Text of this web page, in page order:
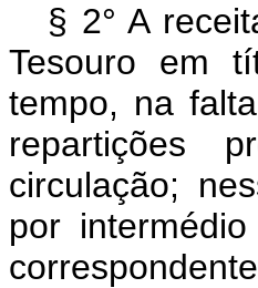
§ 2° A
Tesouro em
tempo, na
repartições
circulação;
por